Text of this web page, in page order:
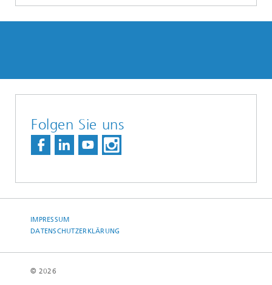
Folgen Sie uns
IMPRESSUM
DATENSCHUTZERKLÄRUNG
© 2026